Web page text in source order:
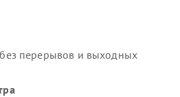
перерывов и выходных